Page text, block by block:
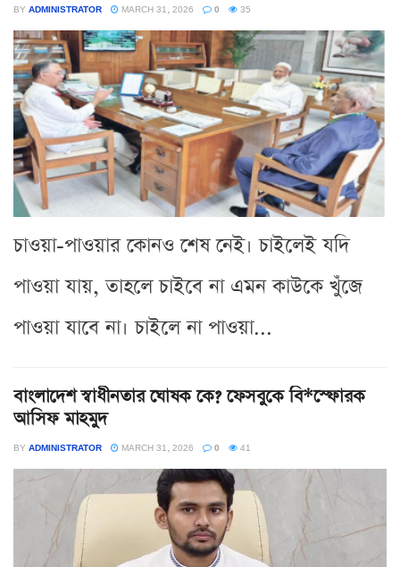
BY ADMINISTRATOR MARCH 31, 2026 0 35
চাওয়া-পাওয়ার কোনও শেষ নেই। চাইলেই যদি
পাওয়া যায়, তাহলে চাইবে না এমন কাউকে খুঁজে
পাওয়া যাবে না। চাইলে না পাওয়া...
বাংলাদেশ স্বাধীনতার ঘোষক কে? ফেসবুকে বি*স্ফোরক
আসিফ মাহমুদ
BY ADMINISTRATOR MARCH 31, 2026 0 41